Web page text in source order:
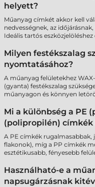
helyett?
Műanyag címkét akkor kell
nedvességnek, az
Ideális tartós
Milyen festékszalag
nyomtatásához?
A műanyag felületekhez
(gyanta) festékszalag
műanyagon és könnyen
Mi a különbség a PE
(polipropilén) címkék
A PE címkék
flakonok), míg a PP címkék
esztétikusabb, fényesebb
Használható-e a
napsugárzásnak